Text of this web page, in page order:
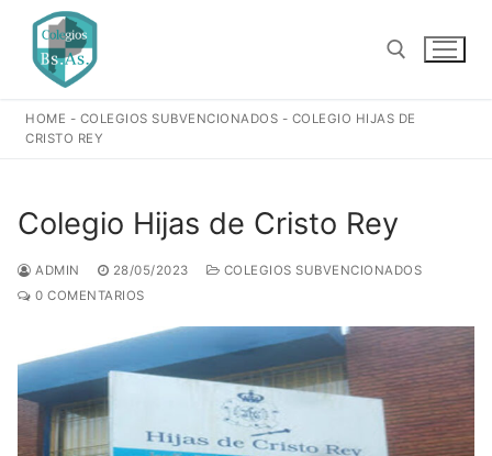
contenido
HOME - COLEGIOS SUBVENCIONADOS - COLEGIO HIJAS DE
CRISTO REY
Colegio Hijas de Cristo Rey
ADMIN 28/05/2023
COLEGIOS SUBVENCIONADOS
0 COMENTARIOS